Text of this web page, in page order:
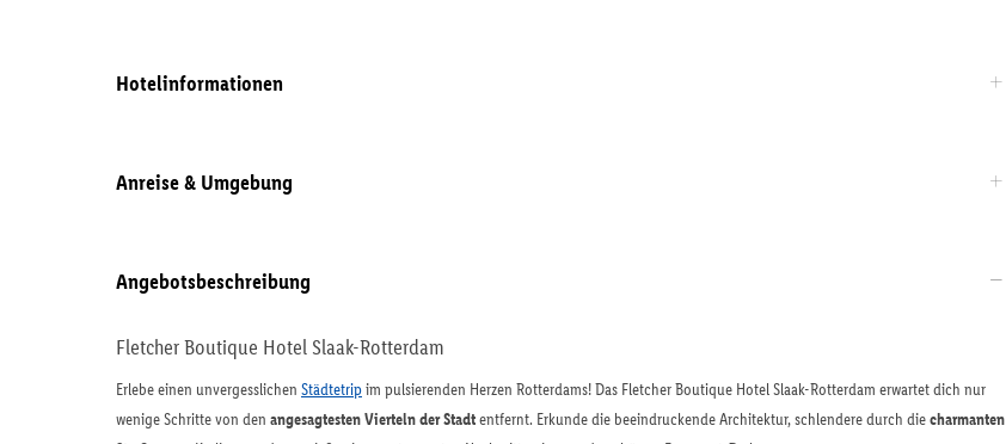
Hotelinformationen
Anreise & Umgebung
Angebotsbeschreibung
Fletcher Boutique Hotel Slaak-Rotterdam
Erlebe einen unvergesslichen Städtetripim pulsierenden Herzen Rotterdams! Das Fletcher Boutique Hotel Slaak-Rotterdam erwartet dich nur
wenige Schritte von den angesagtesten Vierteln der Stadtentfernt. Erkunde die beeindruckende Architektur, schlendere durch diecharmanten